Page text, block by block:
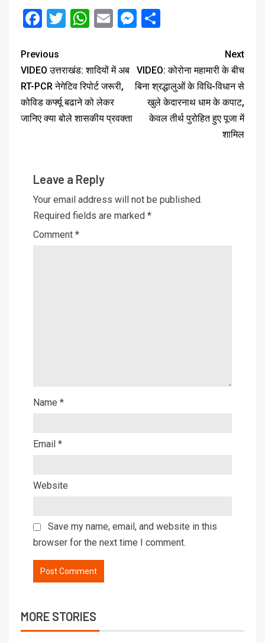
Facebook
Twitter
WhatsApp
EmailMessenger
Previous
VIDEO उत्तराखंड: शादियों में अब
RT-PCR नेगेटिव रिपोर्ट जरूरी,
कोविड कर्फ्यू बढाने को लेकर
जानिए क्या बोले शासकीय प्रवक्ता
Next
VIDEO: कोरोना महामारी के बीच
बिना श्रद्धालुओं के विधि-विधान से
खुले केदारनाथ धाम के कपाट,
केवल तीर्थ पुरोहित हुए पूजा में
शामिल
Leave a Reply
Your email address will not be published.
Required fields are marked *
Comment *
Name *
Email *
Website
Save my name, email, and website in this
browser for the next time I comment.
MORE STORIES